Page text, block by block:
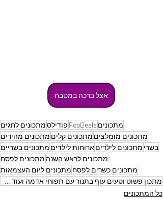
אצל ברכה במטבח
מתכונים FooDeals פודילסמתכונים לחגים
מתכונים מומלצים מתכונים קלים מתכונים מהירים
בשרי מתכונים לילדיםארוחות לילדים מתכונים בשריים
מתכונים לראש השנה מתכונים לפסח
מתכונים כשרים לפסח מתכונים ליום העצמאות
מתכון פשוט וטעים עוף בתנור עם תפוחי אדמה ועוד הפתעות בתיבול חלומי
כל המתכונים